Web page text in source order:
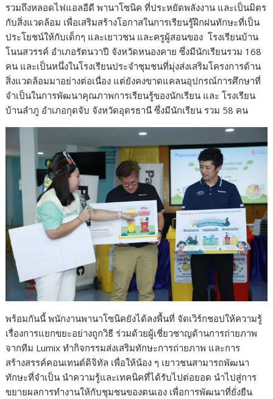
รวมถึงหลอดไฟแอลอีดี พานาโซนิค ที่ประหยัดพลังงาน และเป็นมิตร
กับสิ่งแวดล้อม เพื่อเสริมสร้างโอกาสในการเรียนรู้ฝึกฝนทักษะที่เป็น
ประโยชน์ให้กับเด็กๆ และเยาวชน และครูผู้สอนของ โรงเรียนบ้าน
โนนสวรรค์ อำเภอรัตนวาปี จังหวัดหนองคาย ซึ่งมีนักเรียนรวม 168
คน และเป็นหนึ่งในโรงเรียนประจำชุมชนที่มุ่งส่งเสริมโครงการด้าน
สิ่งแวดล้อมมาอย่างต่อเนื่อง แต่ยังคงขาดแคลนอุปกรณ์การศึกษาที่
จำเป็นในการพัฒนาคุณภาพการเรียนรู้ของนักเรียน และ โรงเรียน
บ้านลำภู อำเภอกุดจับ จังหวัดอุดรธานี ซึ่งมีนักเรียน รวม 58 คน
พร้อมกันนี้ พนักงานพานาโซนิคยังได้ลงพื้นที่ จัดเวิร์กชอปให้ความรู้
เรื่องการแยกขยะอย่างถูกวิธี ร่วมด้วยผู้เชี่ยวชาญด้านการถ่ายภาพ
จากทีม Lumix ทำกิจกรรมส่งเสริมทักษะการถ่ายภาพ และการ
สร้างสรรค์คอนเทนต์ดิจิทัล เพื่อให้น้อง ๆ เยาวชนสามารถพัฒนา
ทักษะที่จำเป็น นำความรู้และเทคนิคที่ได้รับไปต่อยอด นำไปสู่การ
ขยายผลการทำงานให้กับชุมชนของตนเอง เพื่อการพัฒนาที่ยั่งยืน